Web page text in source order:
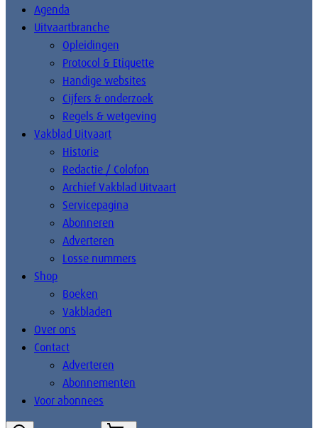
Agenda
Uitvaartbranche
Opleidingen
Protocol & Etiquette
Handige websites
Cijfers & onderzoek
Regels & wetgeving
Vakblad Uitvaart
Historie
Redactie / Colofon
Archief Vakblad Uitvaart
Servicepagina
Abonneren
Adverteren
Losse nummers
Shop
Boeken
Vakbladen
Over ons
Contact
Adverteren
Abonnementen
Voor abonnees